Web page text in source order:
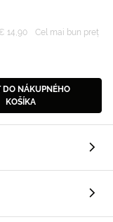
14,90
Cel mai bun preț
DO NÁKUPNÉHO
KOŠÍKA